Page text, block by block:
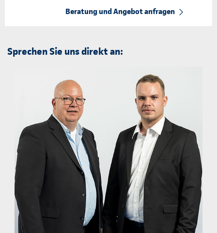
Beratung und Angebot anfragen
Sprechen Sie uns direkt an: